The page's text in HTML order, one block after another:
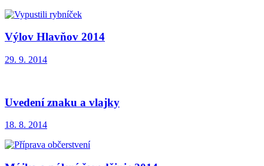
Výlov Hlavňov 2014
29. 9. 2014
Uvedení znaku a vlajky
18. 8. 2014